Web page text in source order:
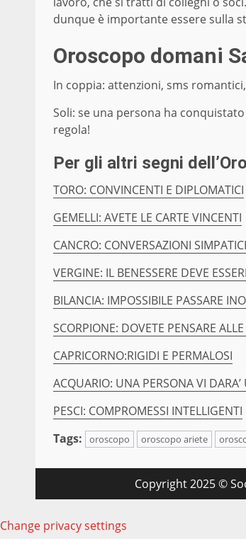
dunque è importante essere sulla
Oroscopo domani
In coppia: attenzioni, sms
Soli: se una persona ha
regola!
Per gli altri segni dell’
TORO: CONVINCENTI E DIPLOMATICI
GEMELLI: AVETE LE CARTE VINCENTI
CANCRO: CONVERSAZIONI
VERGINE: IL BENESSERE DEVE
BILANCIA: IMPOSSIBILE PASSARE
SCORPIONE: DOVETE PENSARE
CAPRICORNO:RIGIDI E PERMALOSI
ACQUARIO: UNA PERSONA VI
PESCI: COMPROMESSI INTELLIGENTI
Tags:
oroscopo oroscopo ariete
Copyright 2025 ©
Change privacy settings